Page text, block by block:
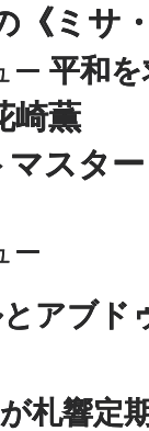
《ミサ
ー 平和
崎薫
スタ
ー
アブド
札響定